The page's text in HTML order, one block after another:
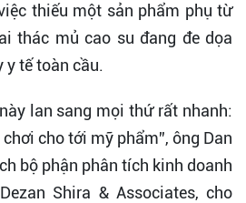
thiếu một sản phẩm phụ từ
thác mủ cao su đang đe dọa
y tế toàn cầu.
lan sang mọi thứ rất nhanh:
cho tới mỹ phẩm”, ông Dan
bộ phận phân tích kinh doanh
Shira & Associates, cho